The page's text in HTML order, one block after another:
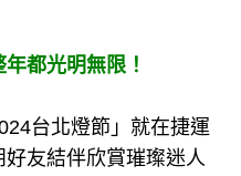
都光明無限！
台北燈節」就在捷運
友結伴欣賞璀璨迷人